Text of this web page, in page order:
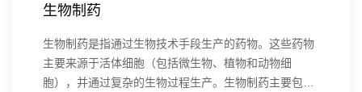
生物制药
生物制药是指通过生物技术手段生产的药物。这些药物
主要来源于活体细胞（包括微生物、植物和动物细
胞），并通过复杂的生物过程生产。生物制药主要包括